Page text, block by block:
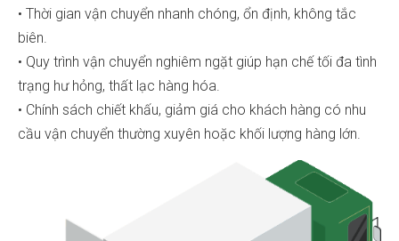
• Thời gian vận chuyển nhanh chóng, ổn định, không tắc
biên.
• Quy trình vận chuyển nghiêm ngặt giúp hạn chế tối đa tình
trạng hư hỏng, thất lạc hàng hóa.
• Chính sách chiết khấu, giảm giá cho khách hàng có nhu
cầu vận chuyển thường xuyên hoặc khối lượng hàng lớn.